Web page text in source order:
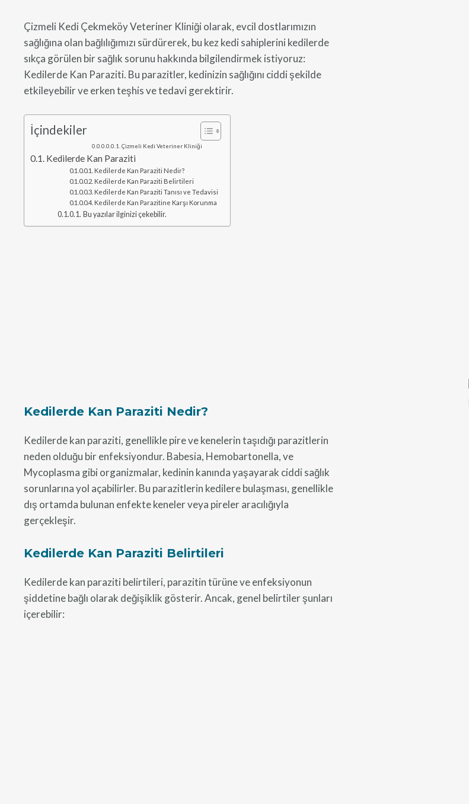
Çizmeli Kedi Çekmeköy Veteriner Kliniği olarak, evcil dostlarımızın
sağlığına olan bağlılığımızı sürdürerek, bu kez kedi sahiplerini kedilerde
sıkça görülen bir sağlık sorunu hakkında bilgilendirmek istiyoruz:
Kedilerde Kan Paraziti. Bu parazitler, kedinizin sağlığını ciddi şekilde
etkileyebilir ve erken teşhis ve tedavi gerektirir.
İçindekiler
Çizmeli Kedi Veteriner Kliniği
Kedilerde Kan Paraziti
Kedilerde Kan Paraziti Nedir?
Kedilerde Kan Paraziti Belirtileri
Kedilerde Kan Paraziti Tanısı ve Tedavisi
Kedilerde Kan Parazitine Karşı Korunma
Bu yazılar ilginizi çekebilir.
Kedilerde Kan Paraziti Nedir?
Kedilerde kan paraziti, genellikle pire ve kenelerin taşıdığı parazitlerin
neden olduğu bir enfeksiyondur. Babesia, Hemobartonella, ve
Mycoplasma gibi organizmalar, kedinin kanında yaşayarak ciddi sağlık
sorunlarına yol açabilirler. Bu parazitlerin kedilere bulaşması, genellikle
dış ortamda bulunan enfekte keneler veya pireler aracılığıyla
gerçekleşir.
Kedilerde Kan Paraziti Belirtileri
Kedilerde kan paraziti belirtileri, parazitin türüne ve enfeksiyonun
şiddetine bağlı olarak değişiklik gösterir. Ancak, genel belirtiler şunları
içerebilir: